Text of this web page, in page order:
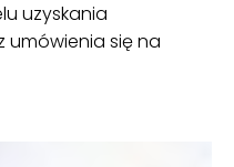
uzyskania
się na